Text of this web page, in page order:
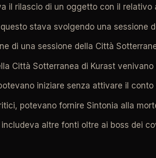
il rilascio di un oggetto con il relativo
stava svolgendo una sessione
di una sessione della Città
Città Sotterranea di Kurast
iniziare senza attivare il
potevano fornire Sintonia alla
altre fonti oltre ai boss dei